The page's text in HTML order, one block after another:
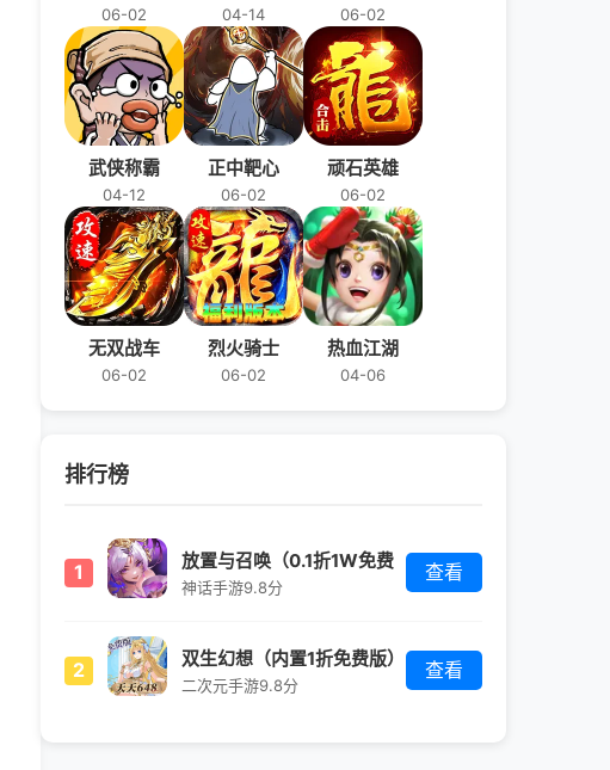
06-02 04-14 06-02
武侠称霸
04-12
正中靶心
06-02
顽石英雄
06-02
无双战车
06-02
烈火骑士
06-02
热血江湖
04-06
排行榜
1
放置与召唤（0.1折1W免费
版）
神话手游9.8分
查看
2 双生幻想（内置1折免费版）
二次元手游9.8分
查看